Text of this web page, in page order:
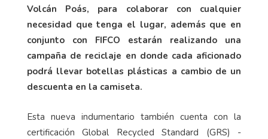
Volcán Poás, para colaborar con cualquier
necesidad que tenga el lugar, además que en
conjunto con FIFCO estarán realizando una
campaña de reciclaje en donde cada aficionado
podrá llevar botellas plásticas a cambio de un
descuenta en la camiseta.
Esta nueva indumentario también cuenta con la
certificación Global Recycled Standard (GRS) -